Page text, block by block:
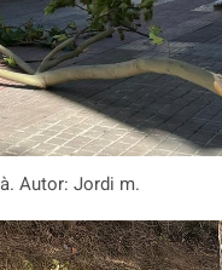
Autor: Jordi m.